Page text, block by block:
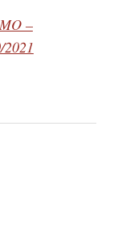
–
2021